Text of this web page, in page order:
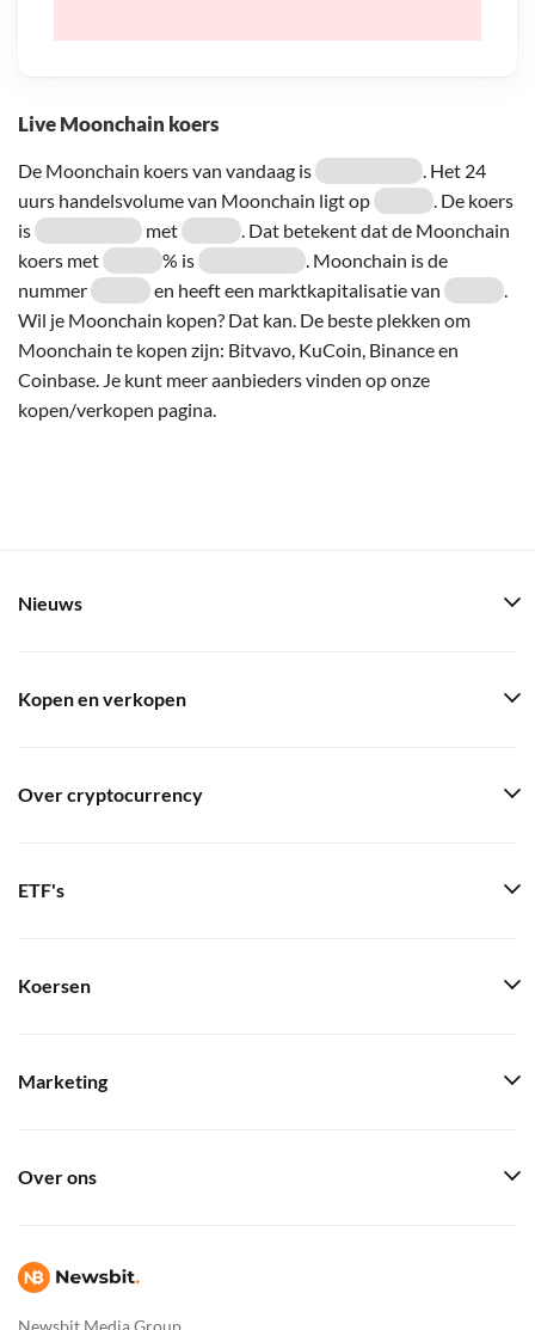
Live Moonchain koers
De Moonchain koers van vandaag is
. Het 24
uurs handelsvolume van Moonchain ligt op
. De koers
is
met
. Dat betekent dat de Moonchain
koers met
% is
. Moonchain is de
nummer
en heeft een marktkapitalisatie van
.
Wil je Moonchain kopen? Dat kan. De beste plekken om
Moonchain te kopen zijn: Bitvavo, KuCoin, Binance en
Coinbase. Je kunt meer aanbieders vinden op onze
kopen/verkopen pagina.
Newsbit Media Group
Nieuws
Kopen en verkopen
Over cryptocurrency
ETF's
Koersen
Marketing
Over ons